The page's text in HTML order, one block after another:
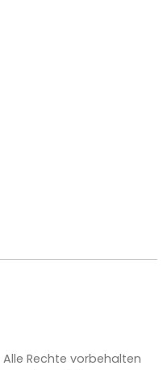
Alle Rechte vorbehalten